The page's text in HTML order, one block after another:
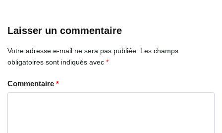
Laisser un commentaire
Votre adresse e-mail ne sera pas publiée. Les champs
obligatoires sont indiqués avec *
Commentaire *